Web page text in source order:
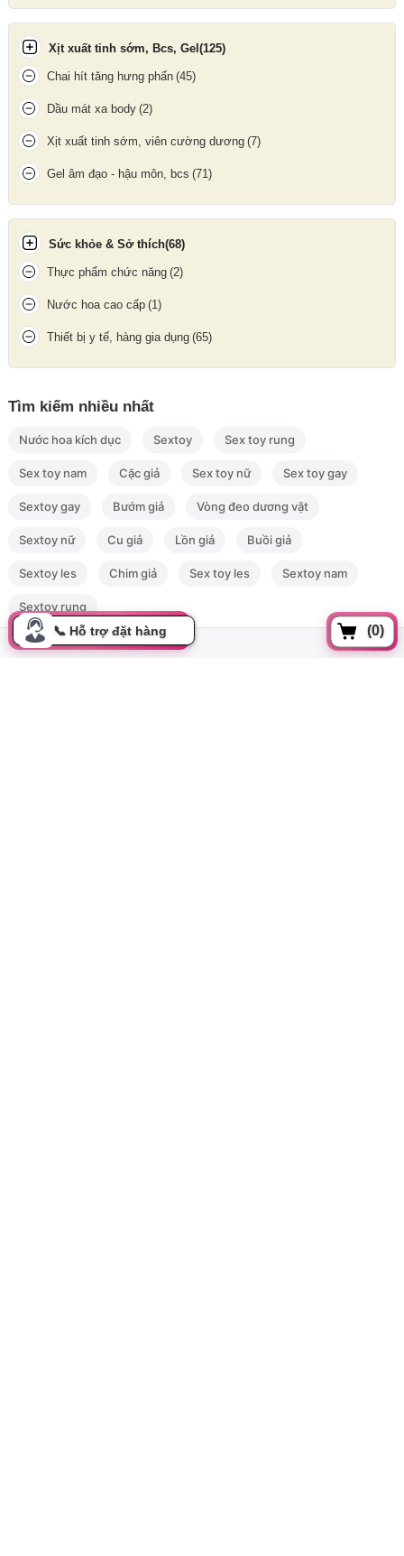
(0)
Kích thước chiều dài khóa dương vật
Update gần nhất lúc 08:00:13 06/08/2026
Xịt xuất tinh sớm, Bcs, Gel(125)
Chai hít tăng hưng phấn (45)
Dầu mát xa body (2)
Xịt xuất tinh sớm, viên cường dương (7)
Gel âm đạo - hậu môn, bcs (71)
Sức khỏe & Sở thích(68)
Thực phẩm chức năng (2)
Nước hoa cao cấp (1)
Thiết bị y tế, hàng gia dụng (65)
Tìm kiếm nhiều nhất
Nước hoa kích dục Sextoy Sex toy rung
Sex toy nam Cặc giả Sex toy nữ Sex toy gay
Sextoy gay Bướm giả Vòng đeo dương vật
Sextoy nữ Cu giả Lồn giả Buồi giả
Sextoy les Chim giả Sex toy les Sextoy nam
Sextoy rung